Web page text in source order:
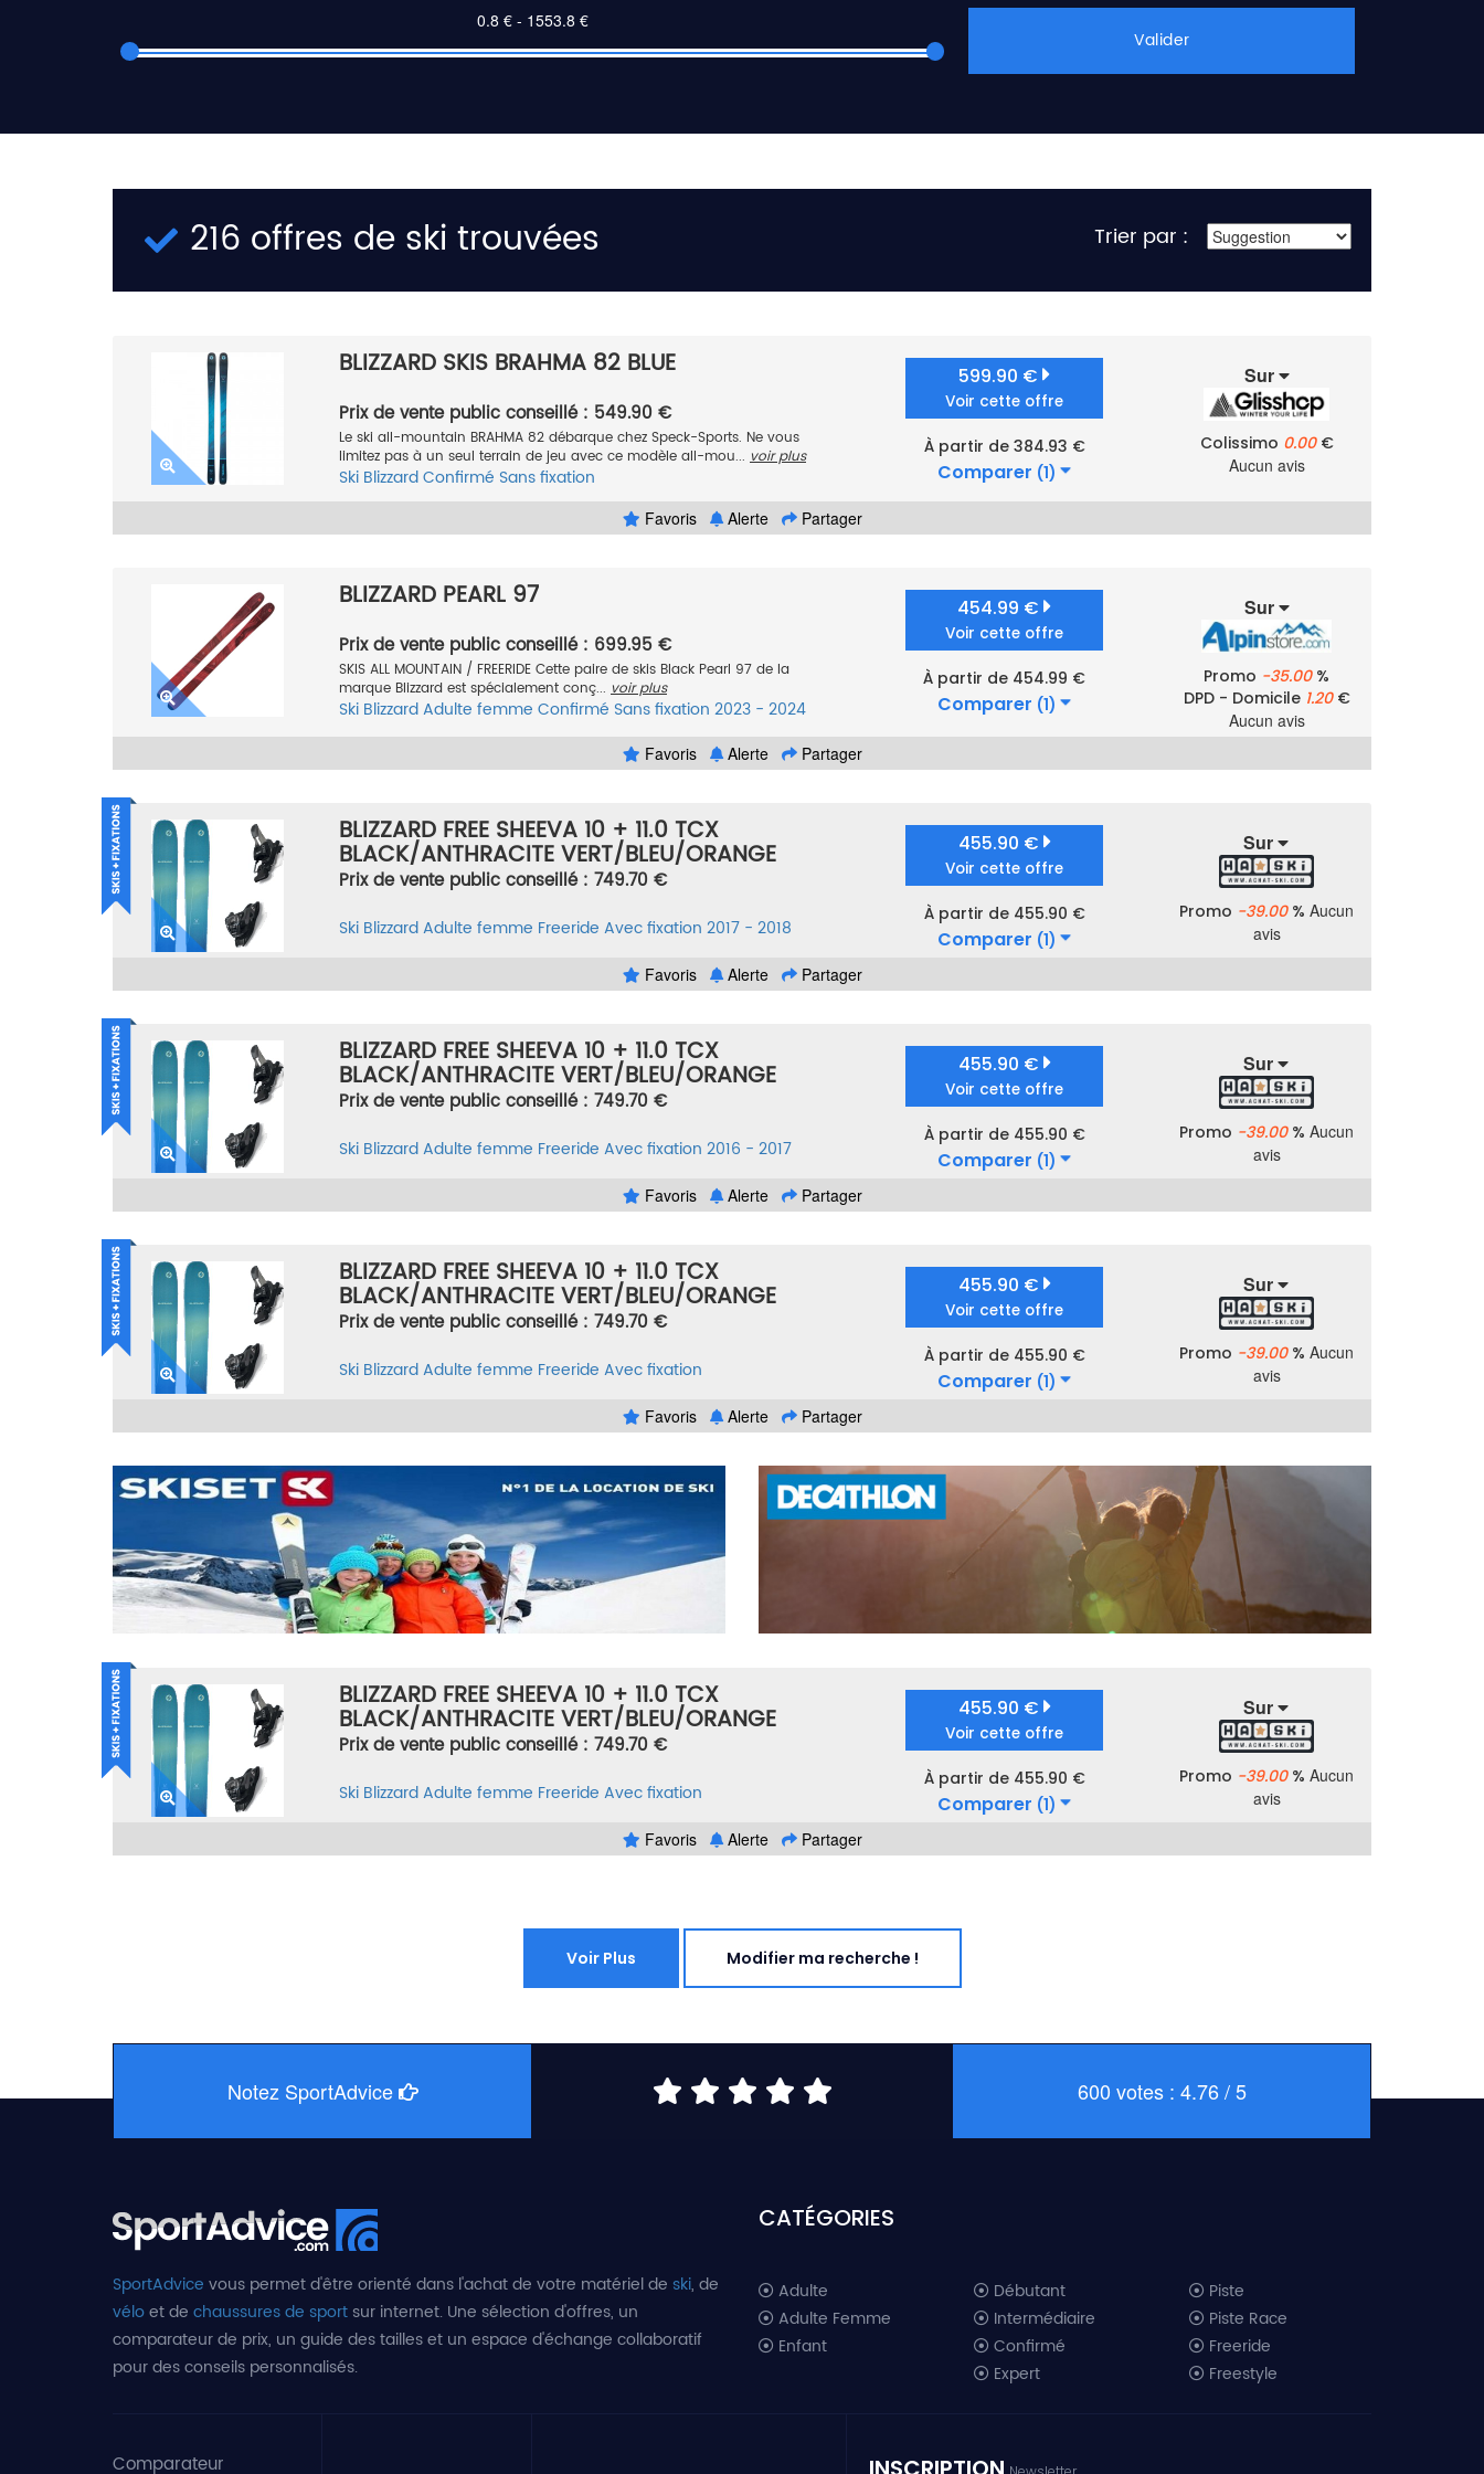
Valider
216 offres de ski trouvées Trier par :
BLIZZARD SKIS BRAHMA 82 BLUE
Prix de vente public conseillé : 549.90 €
Le ski all-mountain BRAHMA 82 débarque chez Speck-Sports. Ne vous
limitez pas à un seul terrain de jeu avec ce modèle all-mou... voir plus
Ski BlizzardConfirmé Sans fixation
599.90 €
Voir cette offre
À partir de 384.93 €
Comparer (1)
Sur
Colissimo 0.00€
Aucun avis
Favoris Alerte Partager
BLIZZARD PEARL 97
Prix de vente public conseillé : 699.95 €
SKIS ALL MOUNTAIN / FREERIDE Cette paire de skis Black Pearl 97 de la
marque Blizzard est spécialement conç... voir plus
Ski BlizzardAdulte femme Confirmé Sans fixation 2023 - 2024
454.99 €
Voir cette offre
À partir de 454.99 €
Comparer (1)
Sur
Promo -35.00%
DPD - Domicile 1.20€
Aucun avis
Favoris
Alerte Partager
BLIZZARD FREE SHEEVA 10 + 11.0 TCX
BLACK/ANTHRACITE VERT/BLEU/ORANGE
TAILLE 180
Prix de vente public conseillé : 749.70 €
Ski BlizzardAdulte femme Freeride Avec fixation 2017 - 2018
455.90 €
Voir cette offre
À partir de 455.90 €
Comparer (1)
Sur
Promo -39.00% Aucun
avis
Favoris
Alerte Partager
BLIZZARD FREE SHEEVA 10 + 11.0 TCX
BLACK/ANTHRACITE VERT/BLEU/ORANGE
TAILLE 172
Prix de vente public conseillé : 749.70 €
Ski BlizzardAdulte femme Freeride Avec fixation 2016 - 2017
455.90 €
Voir cette offre
À partir de 455.90 €
Comparer (1)
Sur
Promo -39.00% Aucun
avis
Favoris
Alerte Partager
BLIZZARD FREE SHEEVA 10 + 11.0 TCX
BLACK/ANTHRACITE VERT/BLEU/ORANGE
TAILLE 156
Prix de vente public conseillé : 749.70 €
Ski BlizzardAdulte femme Freeride Avec fixation
455.90 €
Voir cette offre
À partir de 455.90 €
Comparer (1)
Sur
Promo -39.00% Aucun
avis
Favoris
Alerte Partager
BLIZZARD FREE SHEEVA 10 + 11.0 TCX
BLACK/ANTHRACITE VERT/BLEU/ORANGE
TAILLE 164
Prix de vente public conseillé : 749.70 €
Ski BlizzardAdulte femme Freeride Avec fixation
455.90 €
Voir cette offre
À partir de 455.90 €
Comparer (1)
Sur
Promo -39.00% Aucun
avis
Favoris
Alerte Partager
Voir Plus Modifier ma recherche !
Notez SportAdvice 600 votes : 4.76 / 5
SportAdvice vous permet d'être orienté dans l'achat de votre matériel de ski, de
véloet de chaussures de sportsur internet. Une sélection d'offres, un
comparateur de prix, un guide des tailles et un espace d'échange collaboratif
pour des conseils personnalisés.
CATÉGORIES
Adulte
Adulte Femme
Enfant
Débutant
Intermédiaire
Confirmé
Expert
Piste
Piste Race
Freeride
Freestyle
Comparateur